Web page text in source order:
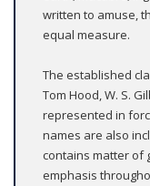
written to amuse,
equal measure.
The established
Tom Hood, W. S.
represented in
names are also
contains matter of
emphasis